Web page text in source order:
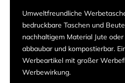
Umweltfreundliche
bedruckbare Taschen und
nachhaltigem Material Jute oder
abbaubar und kompostierbar.
Werbeartikel mit großer
Werbewirkung.